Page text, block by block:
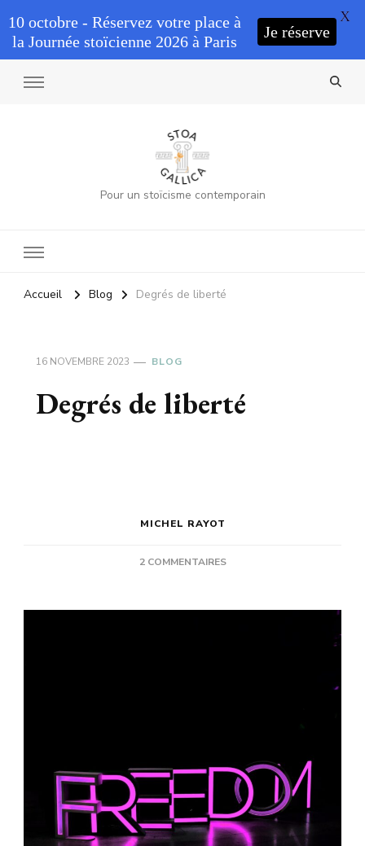
Pour un stoïcisme contemporain
Accueil Blog Degrés de liberté
16 NOVEMBRE 2023 BLOG
Degrés de liberté
MICHEL RAYOT
2 COMMENTAIRESSUR
LIBERTÉ
10 octobre - Réservez votre place à
la Journée stoïcienne 2026 à Paris
Je réserve
X